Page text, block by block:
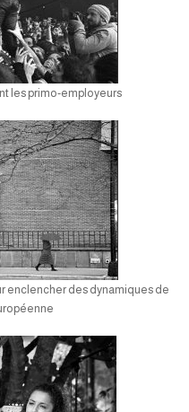
les primo-employeurs
enclencher des dynamiques de